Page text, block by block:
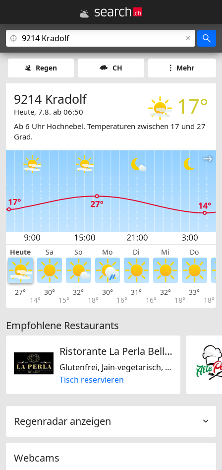
Regen CH Mehr
17°
9214 Kradolf
Heute, 7.8. ab 06:50
Ab 6 Uhr Hochnebel. Temperaturen zwischen 17 und 27
Grad.
Heute Sa So Mo Di Mi Do
27°
14°
30°
15°
32°
18°
30°
16°
31°
16°
32°
18°
33°
18°
Empfohlene Restaurants
Ristorante La Perla Belluno
Glutenfrei, Jain-vegetarisch, Laktosefrei, Italienisch
Tisch reservieren
Regenradar anzeigen
Webcams